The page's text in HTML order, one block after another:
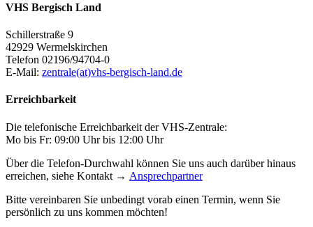
VHS Bergisch Land
Schillerstraße 9
42929 Wermelskirchen
Telefon 02196/94704-0
E-Mail: zentrale(at)vhs-bergisch-land.de
Erreichbarkeit
Die telefonische Erreichbarkeit der VHS-Zentrale:
Mo bis Fr: 09:00 Uhr bis 12:00 Uhr
Über die Telefon-Durchwahl können Sie uns auch darüber hinaus
erreichen, siehe Kontakt → Ansprechpartner
Bitte vereinbaren Sie unbedingt vorab einen Termin, wenn Sie
persönlich zu uns kommen möchten!